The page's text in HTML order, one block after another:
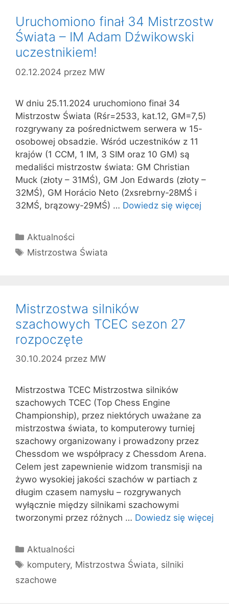
Uruchomiono finał 34 Mistrzostw
Świata – IM Adam Dźwikowski
uczestnikiem!
02.12.2024 przez MW
W dniu 25.11.2024 uruchomiono finał 34
Mistrzostw Świata (Rśr=2533, kat.12, GM=7,5)
rozgrywany za pośrednictwem serwera w 15-
osobowej obsadzie. Wśród uczestników z 11
krajów (1 CCM, 1 IM, 3 SIM oraz 10 GM) są
medaliści mistrzostw świata: GM Christian
Muck (złoty – 31MŚ), GM Jon Edwards (złoty –
32MŚ), GM Horácio Neto (2xsrebrny-28MŚ i
32MŚ, brązowy-29MŚ) … Dowiedz się więcej
Kategorie
Aktualności
Tagi
Mistrzostwa Świata
Mistrzostwa silników
szachowych TCEC sezon 27
rozpoczęte
30.10.2024 przez MW
Mistrzostwa TCEC Mistrzostwa silników
szachowych TCEC (Top Chess Engine
Championship), przez niektórych uważane za
mistrzostwa świata, to komputerowy turniej
szachowy organizowany i prowadzony przez
Chessdom we współpracy z Chessdom Arena.
Celem jest zapewnienie widzom transmisji na
żywo wysokiej jakości szachów w partiach z
długim czasem namysłu – rozgrywanych
wyłącznie między silnikami szachowymi
tworzonymi przez różnych … Dowiedz się więcej
Kategorie
Aktualności
Tagi
komputery, Mistrzostwa Świata, silniki
szachowe